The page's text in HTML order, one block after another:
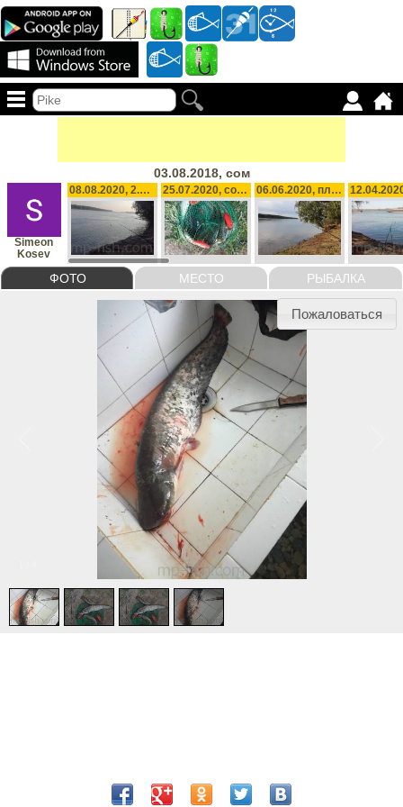
03.08.2018, сом
ФОТО МЕСТО РЫБАЛКА
Simeon
Kosev
08.08.2020, 2.5 kg 25.07.2020, сом,платика, 12 kg 06.06.2020, платика, 1.7 kg
Пожаловаться